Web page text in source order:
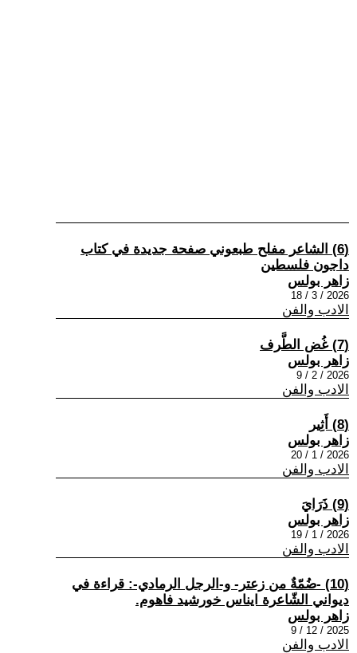
(6) الشاعر مفلح طبعوني صفحة جديدة في كتاب
داجون فلسطين
زاهر بولس
2026 / 3 / 18
الادب والفن
(7) غُض الطَّرف
زاهر بولس
2026 / 2 / 9
الادب والفن
(8) أَثِير
زاهر بولس
2026 / 1 / 20
الادب والفن
(9) ذَرَايَ
زاهر بولس
2026 / 1 / 19
الادب والفن
(10) -ضُمّةٌ من زعتر- و-الرجل الرمادي-: قراءة في
ديواني الشّاعرة ايناس خورشيد فاهوم.
زاهر بولس
2025 / 12 / 9
الادب والفن